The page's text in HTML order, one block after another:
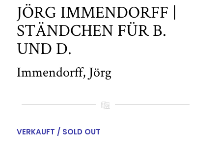
JÖRG IMMENDORFF |
STÄNDCHEN FÜR B.
UND D.
Immendorff, Jörg
VERKAUFT / SOLD OUT